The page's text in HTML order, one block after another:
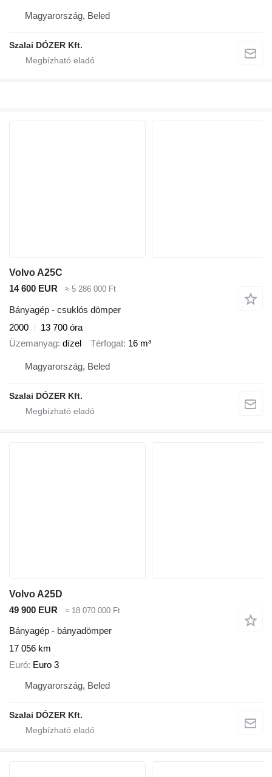
Magyarország, Beled
Szalai DÓZER Kft.
Volvo A25C
14 600 EUR
≈ 5 286 000 Ft
Bányagép - csuklós dömper
2000
13 700 óra
Üzemanyag dízel Térfogat 16 m³
Magyarország, Beled
Szalai DÓZER Kft.
Volvo A25D
49 900 EUR
≈ 18 070 000 Ft
Bányagép - bányadömper
17 056 km
Euró Euro 3
Magyarország, Beled
Szalai DÓZER Kft.